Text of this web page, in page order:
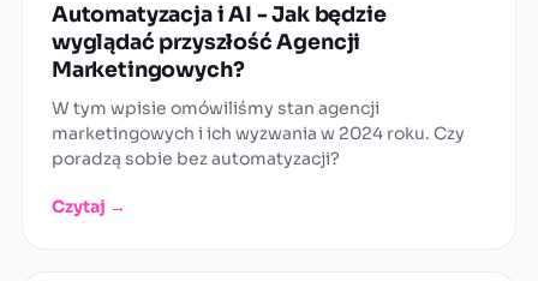
Automatyzacja i AI - Jak będzie
wyglądać przyszłość Agencji
Marketingowych?
W tym wpisie omówiliśmy stan agencji
marketingowych i ich wyzwania w 2024 roku. Czy
poradzą sobie bez automatyzacji?
Czytaj →